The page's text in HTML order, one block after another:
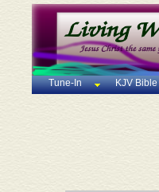
Tune-In KJV Bible